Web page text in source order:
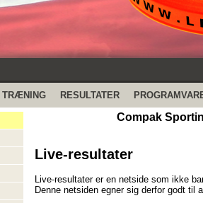
TRÆNING RESULTATER
Compak
Live-resultater
Live-resultater er en netside som ikke
Denne netsiden egner sig derfor godt